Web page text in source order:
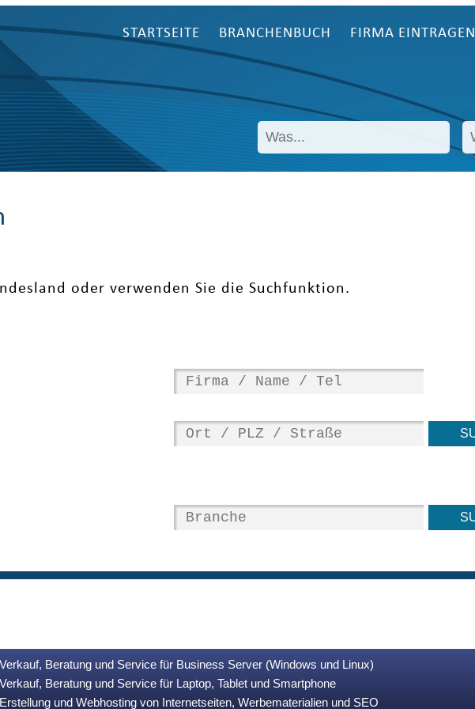
STARTSEITE BRANCHENBUCH FIRMA EINTRAGEN
oder verwenden Sie die Suchfunktion.
Verkauf, Beratung und Service für Business Server (Windows und Linux)
Verkauf, Beratung und Service für Laptop, Tablet und Smartphone
Erstellung und Webhosting von Internetseiten, Werbematerialien und SEO